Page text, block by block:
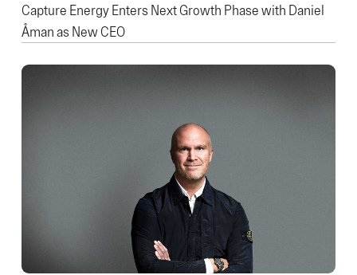
Capture Energy Enters Next Growth Phase with Daniel
Åman as New CEO